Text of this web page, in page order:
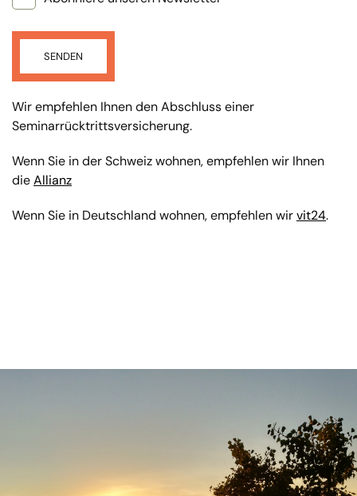
SENDEN
Wir empfehlen Ihnen den Abschluss einer
Seminarrücktrittsversicherung.
Wenn Sie in der Schweiz wohnen, empfehlen wir Ihnen
dieAllianz
Wenn Sie in Deutschland wohnen, empfehlen wirvit24.